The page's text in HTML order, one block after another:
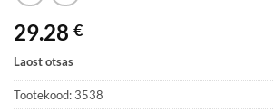
29.28 €
Laost otsas
Tootekood:3538